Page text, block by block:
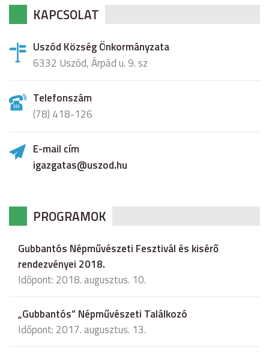
KAPCSOLAT
Uszód Község Önkormányzata
6332 Uszód, Árpád u. 9. sz
Telefonszám
(78) 418-126
E-mail cím
igazgatas@uszod.hu
PROGRAMOK
Gubbantós Népművészeti Fesztivál és kisérő
rendezvényei 2018.
Időpont: 2018. augusztus. 10.
„Gubbantós” Népművészeti Találkozó
Időpont: 2017. augusztus. 13.